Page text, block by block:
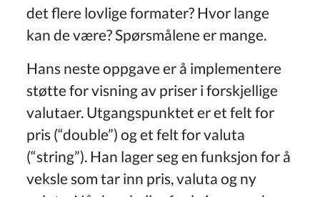
det flere lovlige formater? Hvor lange
kan de være? Spørsmålene er mange.
Hans neste oppgave er å implementere
støtte for visning av priser i forskjellige
valutaer. Utgangspunktet er et felt for
pris (“double”) og et felt for valuta
(“string”). Han lager seg en funksjon for å
veksle som tar inn pris, valuta og ny